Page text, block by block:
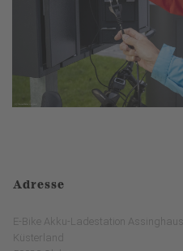
Adresse
E-Bike Akku-Ladestation
Küsterland